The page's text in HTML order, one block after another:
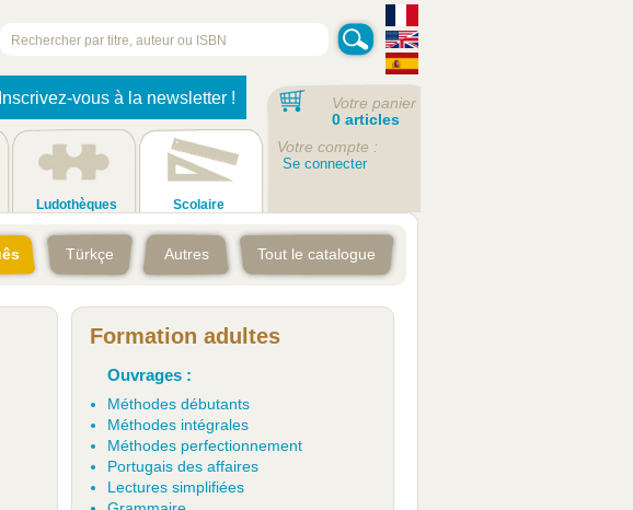
Inscrivez-vous à la newsletter !
Ludothèques Scolaire
Votre panier
0 articles
Votre compte :
Se connecter
Türkçe Autres Tout le catalogue
Formation adultes
Ouvrages :
Méthodes débutants
Méthodes intégrales
Méthodes perfectionnement
Portugais des affaires
Lectures simplifiées